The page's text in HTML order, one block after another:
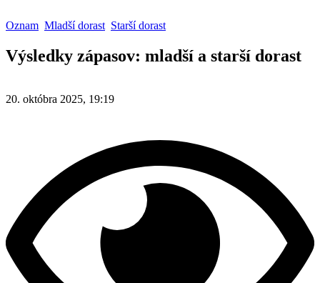
Oznam Mladší dorast Starší dorast
Výsledky zápasov: mladší a starší dorast
20. októbra 2025, 19:19